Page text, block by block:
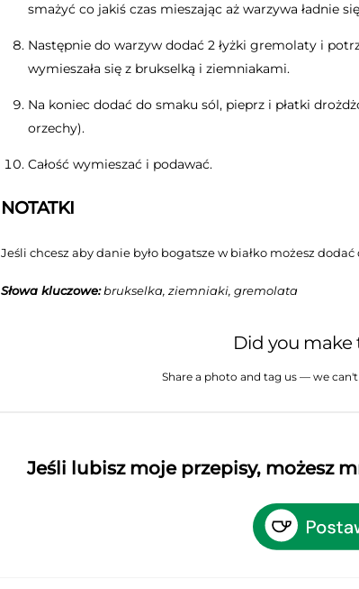
smażyć co jakiś czas mieszając aż warzywa ładnie
Następnie do warzyw dodać 2 łyżki gremolaty i
wymieszała się z brukselką i ziemniakami.
Na koniec dodać do smaku sól, pieprz i płatki
orzechy).
Całość wymieszać i podawać.
NOTATKI
Jeśli chcesz aby danie było bogatsze w białko możesz
Słowa kluczowe:brukselka, ziemniaki, gremolata
Did you make
Share a photo and tag us — we
Jeśli lubisz moje przepisy, możesz